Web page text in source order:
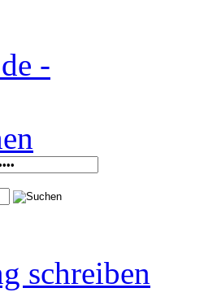
schreiben